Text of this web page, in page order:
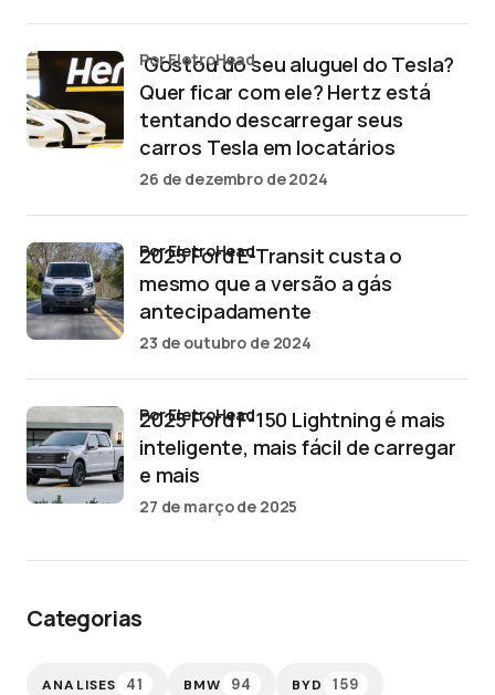
‘Gostou do seu aluguel do Tesla?
Quer ficar com ele? Hertz está
tentando descarregar seus
carros Tesla em locatários
por EletroHead
26 de dezembro de 2024
2025 Ford E-Transit custa o
mesmo que a versão a gás
antecipadamente
por EletroHead
23 de outubro de 2024
2025 Ford F-150 Lightning é mais
inteligente, mais fácil de carregar
e mais
por EletroHead
27 de março de 2025
Categorias
ANALISES 41 BMW 94 BYD 159